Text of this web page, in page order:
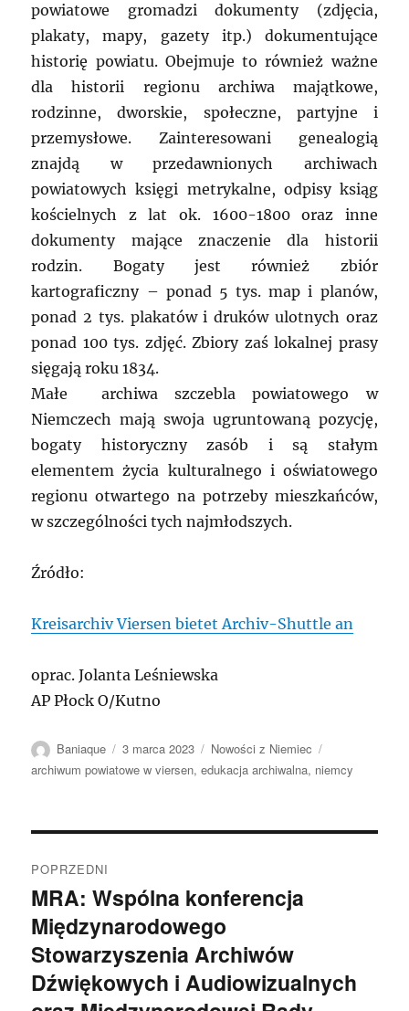
powiatowe gromadzi dokumenty (zdjęcia,
plakaty, mapy, gazety itp.) dokumentujące
historię powiatu. Obejmuje to również ważne
dla historii regionu archiwa majątkowe,
rodzinne, dworskie, społeczne, partyjne i
przemysłowe. Zainteresowani genealogią
znajdą w przedawnionych archiwach
powiatowych księgi metrykalne, odpisy ksiąg
kościelnych z lat ok. 1600-1800 oraz inne
dokumenty mające znaczenie dla historii
rodzin. Bogaty jest również zbiór
kartograficzny – ponad 5 tys. map i planów,
ponad 2 tys. plakatów i druków ulotnych oraz
ponad 100 tys. zdjęć. Zbiory zaś lokalnej prasy
sięgają roku 1834.
Małe archiwa szczebla powiatowego w
Niemczech mają swoja ugruntowaną pozycję,
bogaty historyczny zasób i są stałym
elementem życia kulturalnego i oświatowego
regionu otwartego na potrzeby mieszkańców,
w szczególności tych najmłodszych.
Źródło:
Kreisarchiv Viersen bietet Archiv-Shuttle an
oprac. Jolanta Leśniewska
AP Płock O/Kutno
Autor
Baniaque
Data
publikacji
3 marca 2023 Kategorie
Nowości z Niemiec
archiwum powiatowe w viersen,edukacja archiwalna, niemcy
wpisu
POPRZEDNI
Poprzedni
wpis:
MRA: Wspólna konferencja
Międzynarodowego
Stowarzyszenia Archiwów
Dźwiękowych i Audiowizualnych